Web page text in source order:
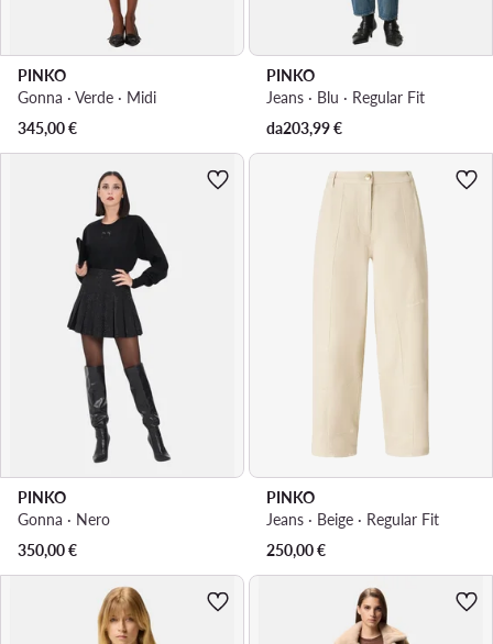
PINKO
Gonna · Verde · Midi
345,00€
PINKO
Jeans · Blu · Regular Fit
da203,99€
PINKO
Gonna · Nero
350,00€
PINKO
Jeans · Beige · Regular Fit
250,00€